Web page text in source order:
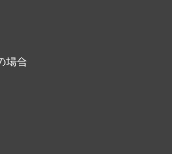
場合